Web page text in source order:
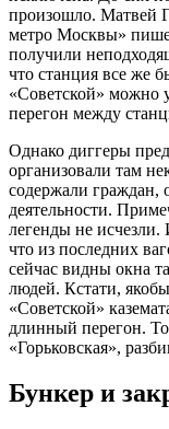
произошло. Матвей
метро Москвы»
получили
что станция все же
«Советской» можно
перегон между
Однако диггеры
организовали там
содержали граждан,
деятельности.
легенды не исчезли.
что из последних
сейчас видны окна
людей. Кстати,
«Советской»
длинный перегон.
«Горьковская»,
Бункер и